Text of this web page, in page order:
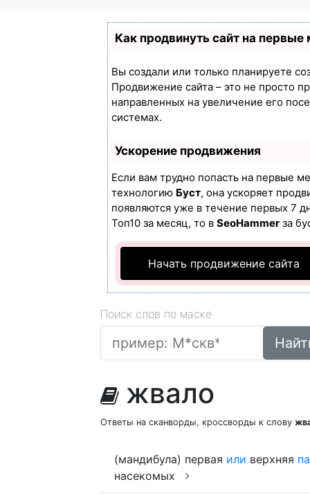
Как продвинуть сайт на первые
Вы создали или только планируете
Продвижение сайта – это не просто
направленных на увеличение его
системах.
Ускорение продвижения
Если вам трудно попасть на первые
технологию Буст, она ускоряет
появляются уже в течение первых 7
Топ10 за месяц, то в SeoHammer за
Начать продвижение сайта
Поиск слов по маске
жвало
Ответы на сканворды, кроссворды к слову
(мандибула) первая или верхняя
насекомых